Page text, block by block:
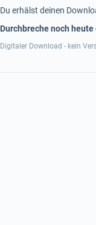
Du erhälst deinen
Durchbreche noch
Digitaler Download - kein